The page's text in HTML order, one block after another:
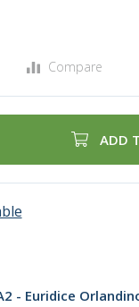
Compare
ADD
- Euridice